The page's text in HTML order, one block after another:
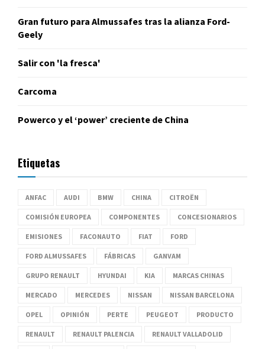
Gran futuro para Almussafes tras la alianza Ford-
Geely
Salir con 'la fresca'
Carcoma
Powerco y el ‘power’ creciente de China
Etiquetas
ANFAC AUDI BMW CHINA CITROËN
COMISIÓN EUROPEA COMPONENTES CONCESIONARIOS
EMISIONES FACONAUTO FIAT FORD
FORD ALMUSSAFES FÁBRICAS GANVAM
GRUPO RENAULT HYUNDAI KIA MARCAS CHINAS
MERCADO MERCEDES NISSAN NISSAN BARCELONA
OPEL OPINIÓN PERTE PEUGEOT PRODUCTO
RENAULT RENAULT PALENCIA RENAULT VALLADOLID